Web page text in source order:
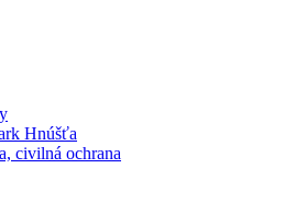
Hnúšťa
civilná ochrana